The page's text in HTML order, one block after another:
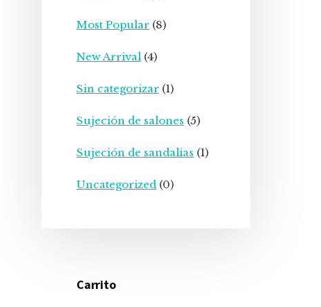
Most Popular (8)
New Arrival (4)
Sin categorizar (1)
Sujeción de salones (5)
Sujeción de sandalias (1)
Uncategorized (0)
Carrito